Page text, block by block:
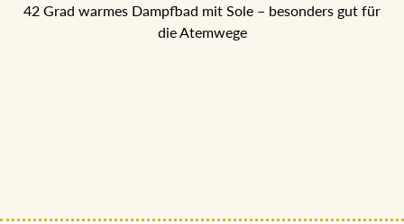
42 Grad warmes Dampfbad mit Sole – besonders gut für
die Atemwege